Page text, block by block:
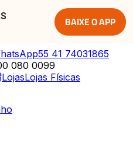
BAIXE O APP
55 41 74031865
080 0099
LojasLojas Físicas